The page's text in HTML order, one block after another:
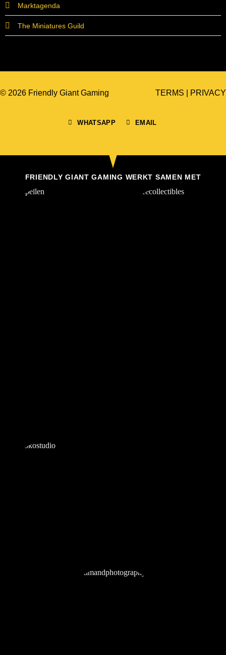
Marktagenda
The Miniatures Guild
© 2026 Friendly Giant Gaming
WHATSAPP EMAIL
TERMS PRIVACY
FRIENDLY GIANT GAMING WERKT SAMEN MET